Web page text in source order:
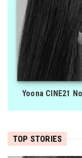
Yoona CINE21
TOP STORIES